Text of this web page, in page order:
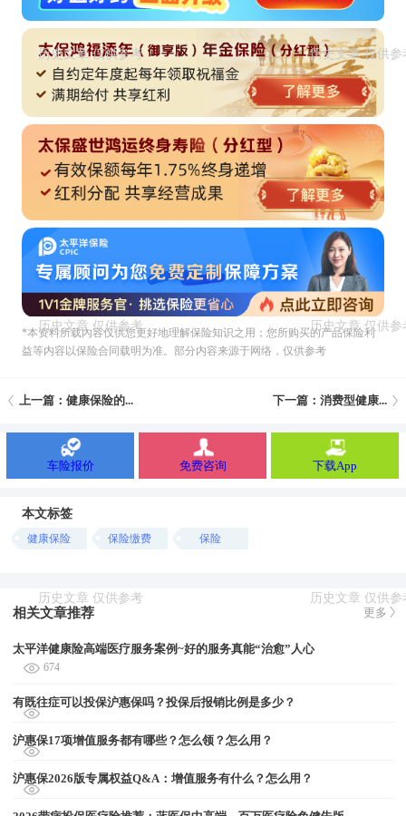
*本资料所载內容仅供您更好地理解保险知识之用；您所购买的产品保险利
益等内容以保险合同载明为准。部分内容来源于网络，仅供参考
上一篇：健康保险的... 下一篇：消费型健康...
车险报价 免费咨询 下载App
本文标签
健康保险 保险缴费 保险
相关文章推荐 更多
太平洋健康险高端医疗服务案例~好的服务真能“治愈”人心
674
有既往症可以投保沪惠保吗？投保后报销比例是多少？
沪惠保17项增值服务都有哪些？怎么领？怎么用？
沪惠保2026版专属权益Q&A：增值服务有什么？怎么用？